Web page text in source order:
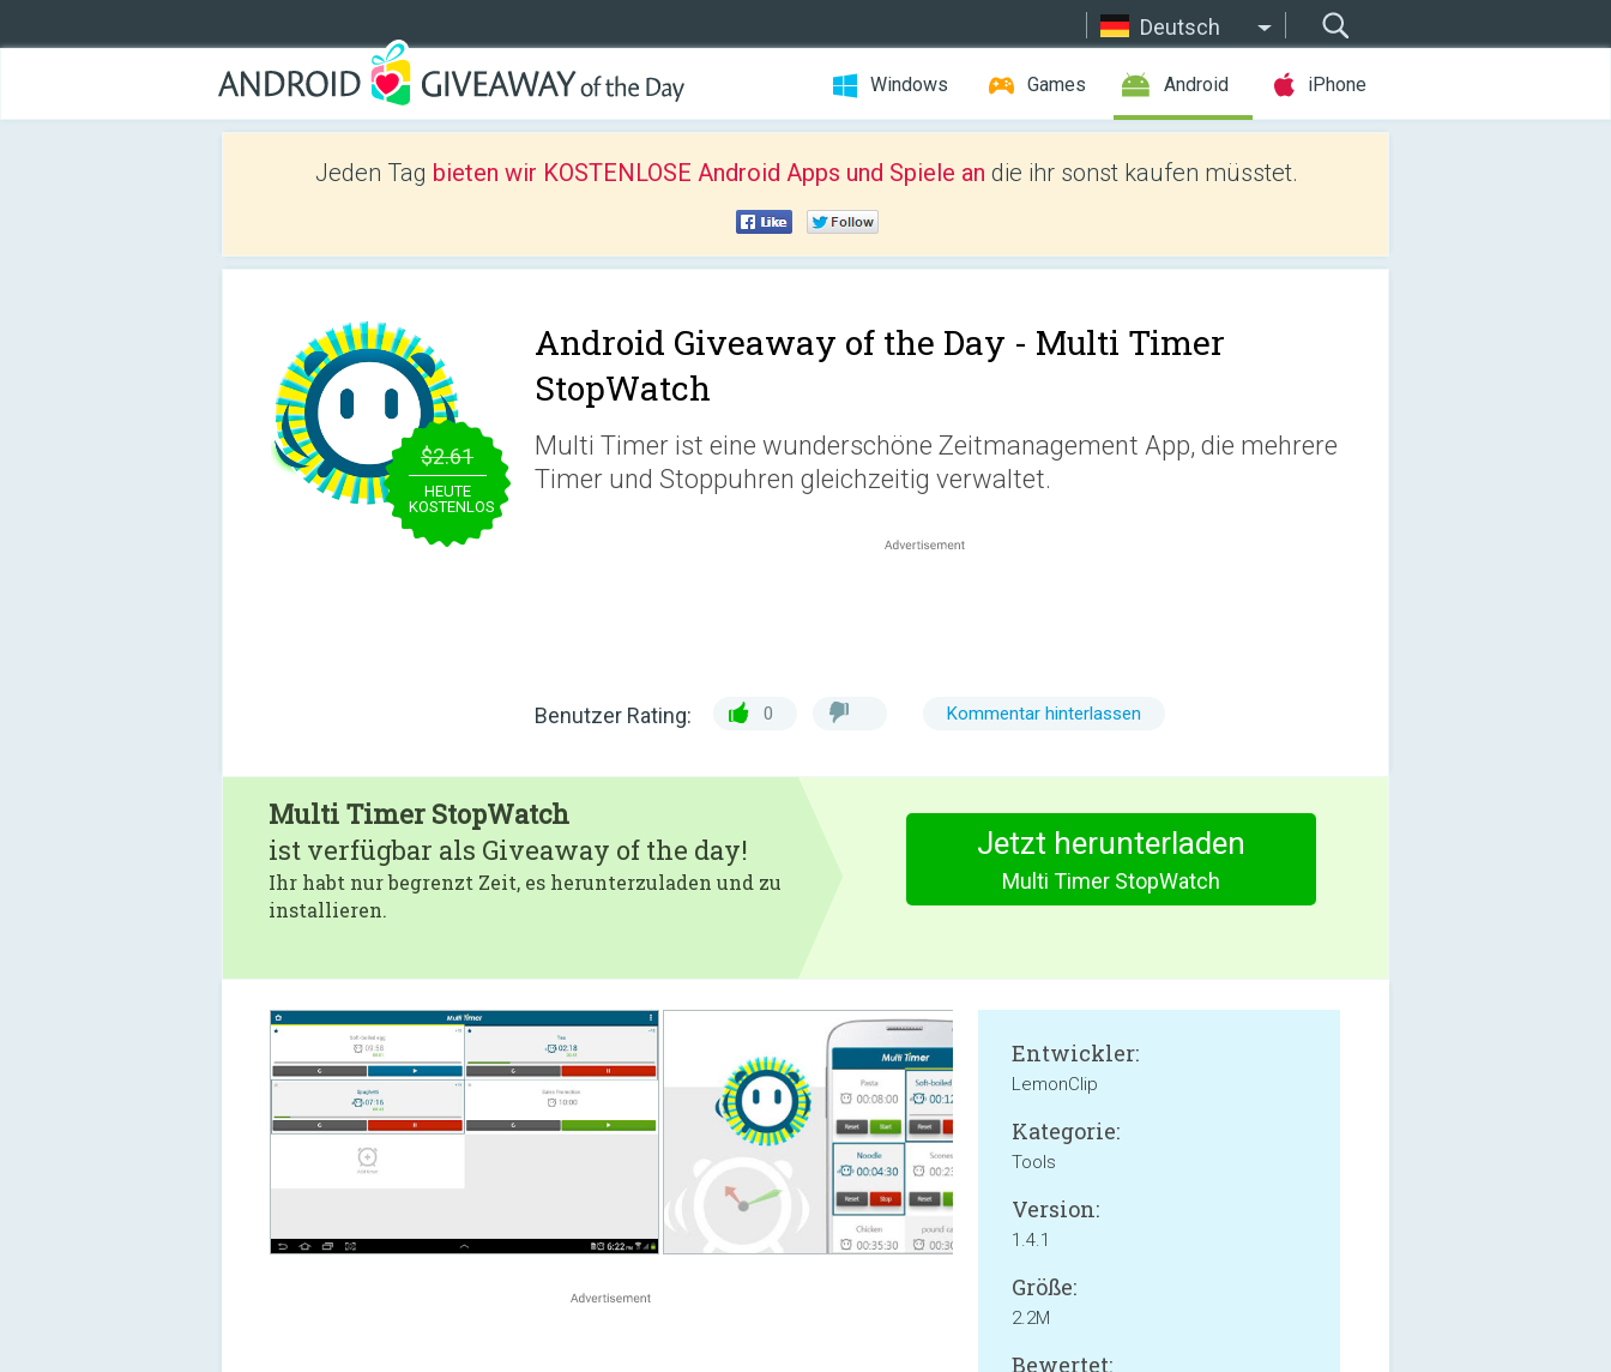
Deutsch
Windows Games Android iPhone
Jeden Tag bieten wir KOSTENLOSE Android Apps und Spiele an die ihr sonst kaufen müsstet.
$2.61
HEUTE
KOSTENLOS
Android Giveaway of the Day - Multi Timer
StopWatch
Multi Timer ist eine wunderschöne Zeitmanagement App, die mehrere
Timer und Stoppuhren gleichzeitig verwaltet.
Benutzer Rating: 0 Kommentar hinterlassen
Multi Timer StopWatch
ist verfügbar als Giveaway of the day!
Ihr habt nur begrenzt Zeit, es herunterzuladen und zu
installieren.
Jetzt herunterladen
Multi Timer StopWatch
Entwickler:
LemonClip
Kategorie:
Tools
Version:
1.4.1
Größe:
2.2M
Bewertet: